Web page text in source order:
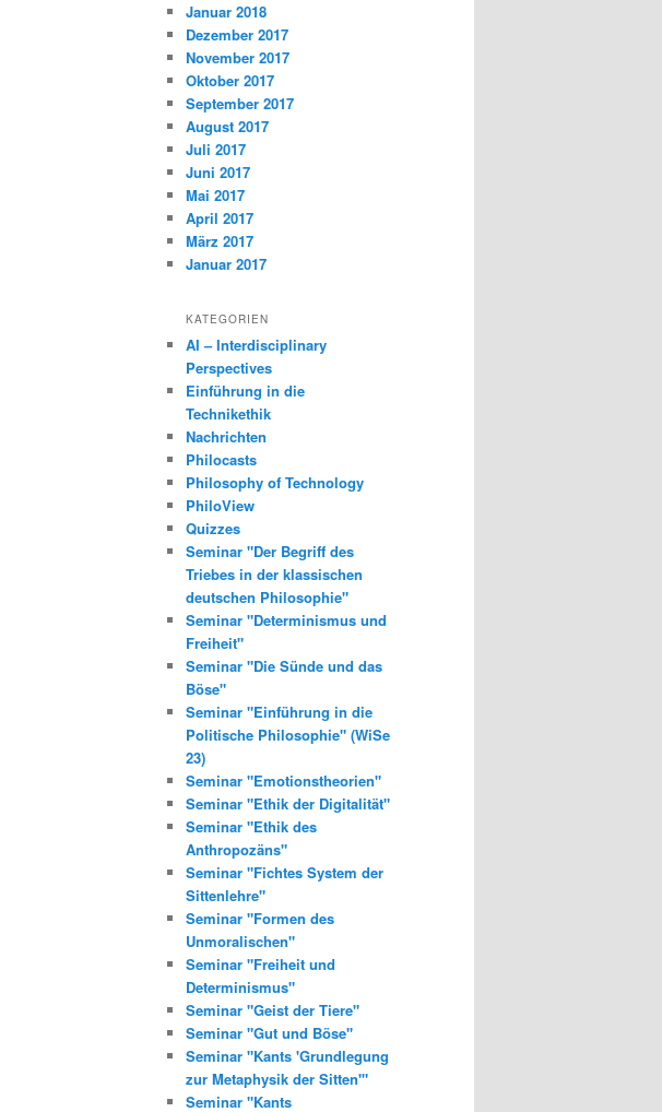
Januar 2018
Dezember 2017
November 2017
Oktober 2017
September 2017
August 2017
Juli 2017
Juni 2017
Mai 2017
April 2017
März 2017
Januar 2017
KATEGORIEN
AI – Interdisciplinary
Perspectives
Einführung in die
Technikethik
Nachrichten
Philocasts
Philosophy of Technology
PhiloView
Quizzes
Seminar "Der Begriff des
Triebes in der klassischen
deutschen Philosophie"
Seminar "Determinismus und
Freiheit"
Seminar "Die Sünde und das
Böse"
Seminar "Einführung in die
Politische Philosophie" (WiSe
23)
Seminar "Emotionstheorien"
Seminar "Ethik der Digitalität"
Seminar "Ethik des
Anthropozäns"
Seminar "Fichtes System der
Sittenlehre"
Seminar "Formen des
Unmoralischen"
Seminar "Freiheit und
Determinismus"
Seminar "Geist der Tiere"
Seminar "Gut und Böse"
Seminar "Kants 'Grundlegung
zur Metaphysik der Sitten'"
Seminar "Kants